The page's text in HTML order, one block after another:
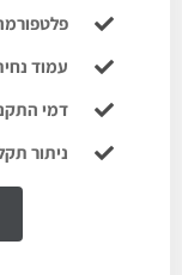
עמוד
דמי
ניתור